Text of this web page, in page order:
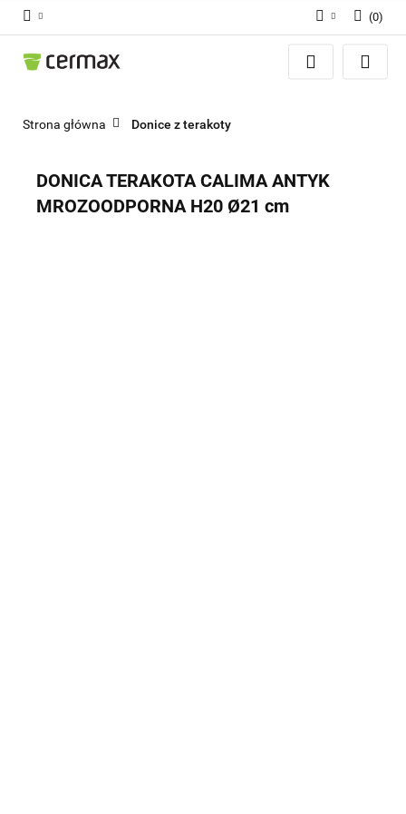
Zaloguj się
(0)
Strona główna Donice z terakoty
DONICA TERAKOTA CALIMA ANTYK
MROZOODPORNA H20 Ø21 cm